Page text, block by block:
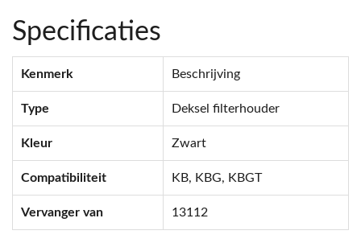
Specificaties
Kenmerk Beschrijving
Type Deksel filterhouder
Kleur Zwart
Compatibiliteit KB, KBG, KBGT
Vervanger van 13112